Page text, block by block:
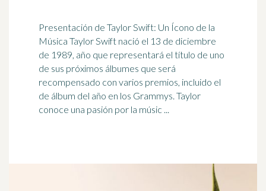
Presentación de Taylor Swift: Un Ícono de la
Música Taylor Swift nació el 13 de diciembre
de 1989, año que representará el título de uno
de sus próximos álbumes que será
recompensado con varios premios, incluido el
de álbum del año en los Grammys. Taylor
conoce una pasión por la músic ...